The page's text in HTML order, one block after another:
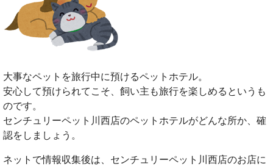
大事なペットを旅行中に預けるペットホテル。
安心して預けられてこそ、飼い主も旅行を楽しめるというも
のです。
センチュリーペット川西店のペットホテルがどんな所か、確
認をしましょう。
ネットで情報収集後は、センチュリーペット川西店のお店に